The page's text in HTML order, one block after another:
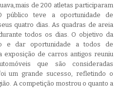
de 200 atletas participaram
público teve a oportunidade de
quatro dias. As quadras de areia
todos os dias. O objetivo da
e dar oportunidade a todos de
de carros antigos reuniu
que são consideradas
um grande sucesso, refletindo o
A competição mostrou o quanto a